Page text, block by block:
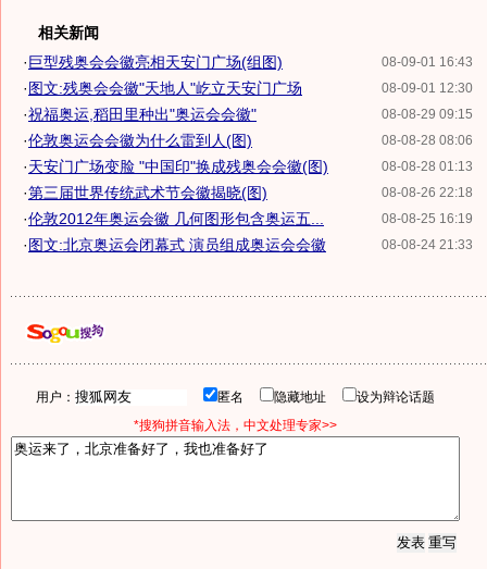
相关新闻
08-09-01 16:43
·巨型残奥会会徽亮相天安门广场(组图)
08-09-01 12:30
·图文:残奥会会徽"天地人"屹立天安门广场
08-08-29 09:15
·祝福奥运,稻田里种出"奥运会会徽"
08-08-28 08:06
·伦敦奥运会会徽为什么雷到人(图)
08-08-28 01:13
·天安门广场变脸 "中国印"换成残奥会会徽(图)
08-08-26 22:18
·第三届世界传统武术节会徽揭晓(图)
08-08-25 16:19
·伦敦2012年奥运会徽 几何图形包含奥运五...
08-08-24 21:33
·图文:北京奥运会闭幕式 演员组成奥运会会徽
用户： 匿名 隐藏地址
设为辩论话题
*搜狗拼音输入法，中文处理专家>>